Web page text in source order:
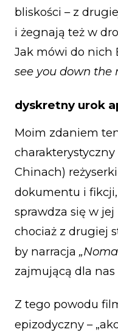
bliskości – z
i żegnają też w
Jak mówi do nich
see you down the
dyskretny urok
Moim zdaniem
Chinach) reżyserki
dokumentu i
sprawdza się w
chociaż z drugiej
by narracja
zajmującą dla nas
Z tego powodu
epizodyczny –